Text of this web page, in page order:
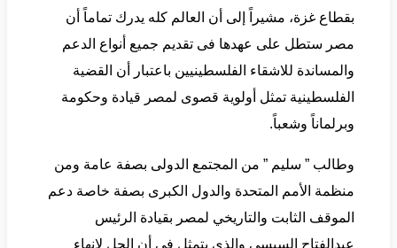
بقطاع غزة، مشيراً إلى أن العالم كله يدرك تماماً أن
مصر ستطل على عهدها فى تقديم جميع أنواع الدعم
والمساندة للاشقاء الفلسطينيين باعتبار أن القضية
الفلسطينية تمثل أولوية قصوى لمصر قيادة وحكومة
وبرلماناً وشعباً.
وطالب ” سليم ” من المجتمع الدولى بصفة عامة ومن
منظمة الأمم المتحدة والدول الكبرى بصفة خاصة دعم
الموقف الثابت والتاريخي لمصر بقيادة الرئيس
عبدالفتاح السيسى والذى يتمثل فى أن الحل لإنهاء